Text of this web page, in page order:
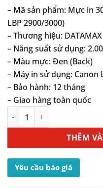
– Mã sản phẩm: Mực in
LBP 2900/3000)
– Thương hiệu: DATAMAX
– Năng suất sử dụng:
– Màu mực: Đen (Back)
– Máy in sử dụng: Canon
– Bảo hành: 12 tháng
– Giao hàng toàn quốc
Hộp Mực Máy In Canon
THÊM
Yêu cầu báo giá